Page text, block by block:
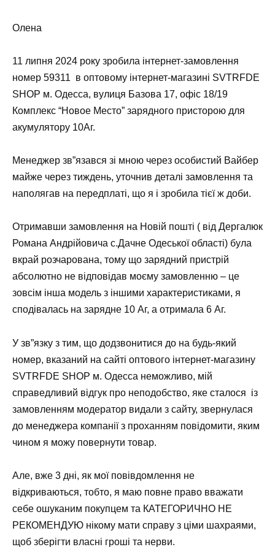
Олена
11 липня 2024 року зробила інтернет-замовлення
номер 59311 в оптовому інтернет-магазині SVTRFDE
SHOP м. Одесса, вулиця Базова 17, офіс 18/19
Комплекс “Новое Место” зарядного присторою для
акумулятору 10Аг.
Менеджер зв”язався зі мною через особистий Вайбер
майже через тиждень, уточнив деталі замовлення та
наполягав на передплаті, що я і зробила тієї ж доби.
Отримавши замовлення на Новій пошті ( від Дергалюк
Романа Андрійовича с.Дачне Одеської області) була
вкрай розчарована, тому що зарядний пристрій
абсолютно не відповідав моєму замовленню – це
зовсім інша модель з іншими характеристиками, я
сподівалась на зарядне 10 Аг, а отримала 6 Аг.
У зв”язку з тим, що додзвонитися до на будь-який
номер, вказаний на сайті оптового інтернет-магазину
SVTRFDE SHOP м. Одесса неможливо, мій
справедливий відгук про неподобство, яке сталося із
замовленням модератор видали з сайту, звернулася
до менеджера компанії з проханням повідомити, яким
чином я можу повернути товар.
Але, вже 3 дні, як мої повівдомлення не
відкриваються, тобто, я маю повне право вважати
себе ошуканим покупцем та КАТЕГОРИЧНО НЕ
РЕКОМЕНДУЮ нікому мати справу з ціми шахраями,
щоб зберігти власні гроші та нерви.